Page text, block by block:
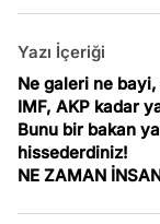
4, 2026
umutlu
ister
Ağustos
Yazı İçeriği
Ne galeri ne
IMF, AKP kadar
Bunu bir bakan
hissederdiniz!
NE ZAMAN